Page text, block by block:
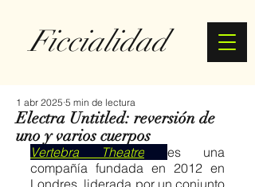
Ficcialidad
Electra Untitled: reversión de
uno y varios cuerpos
1 abr 2025 5 min de lectura
Vertebra Theatre
es una
compañía fundada en 2012 en
Londres, liderada por un conjunto